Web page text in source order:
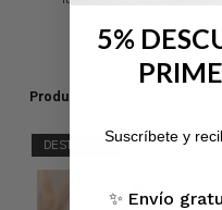
Productos relacionados
DESTACADO
5%
Suscríbete y
✨ Envío